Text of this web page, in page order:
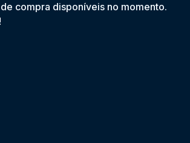
uma visão mais abrangente da saúde
por evidências contemporâneas.
compra disponíveis no momento.